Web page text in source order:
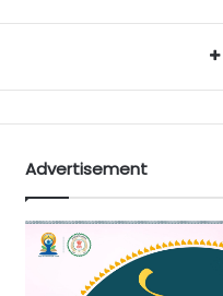
Advertisement